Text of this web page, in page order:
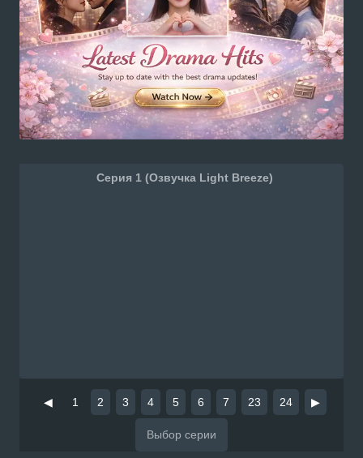
Серия 1 (Озвучка Light Breeze)
◀ 1 2 3 4 5 6 7 23 24 ▶